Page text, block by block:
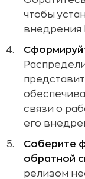
чтобы
внедрения
связи о
его
Соберите
обратной
релизом